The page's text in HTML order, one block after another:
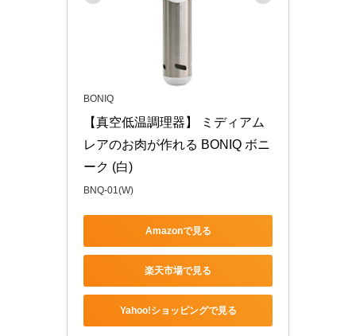
BONIQ
【真空低温調理器】 ミディアム
レアのお肉が作れる BONIQ ボニ
ーク (白)
BNQ-01(W)
Amazonで見る
楽天市場で見る
Yahoo!ショッピングで見る